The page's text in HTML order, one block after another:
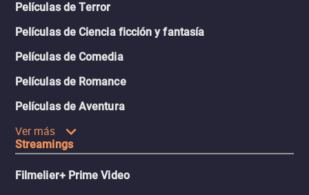
Películas de Terror
Películas de Ciencia ficción y fantasía
Películas de Comedia
Películas de Romance
Películas de Aventura
Ver más
Streamings
Filmelier+ Prime Video